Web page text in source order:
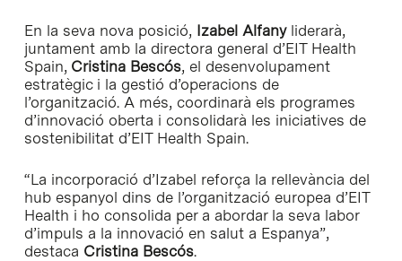
En la seva nova posició, Izabel Alfany liderarà,
juntament amb la directora general d’EIT Health
Spain, Cristina Bescós, el desenvolupament
estratègic i la gestió d’operacions de
l’organització. A més, coordinarà els programes
d’innovació oberta i consolidarà les iniciatives de
sostenibilitat d’EIT Health Spain.
“La incorporació d’Izabel reforça la rellevància del
hub espanyol dins de l’organització europea d’EIT
Health i ho consolida per a abordar la seva labor
d’impuls a la innovació en salut a Espanya”,
destaca Cristina Bescós.